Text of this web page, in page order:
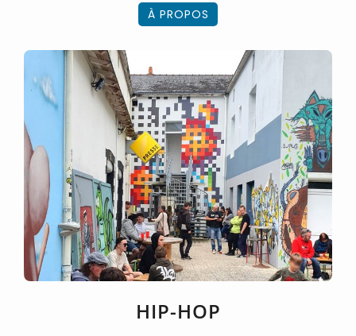
À PROPOS
HIP-HOP